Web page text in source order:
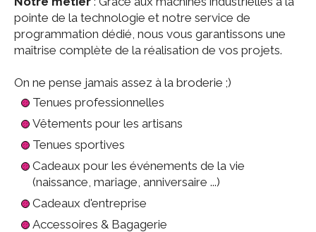
pointe de la technologie et notre service de
programmation dédié, nous vous garantissons une
maîtrise complète de la réalisation de vos projets.
On ne pense jamais assez à la broderie ;)
Tenues professionnelles
Vêtements pour les artisans
Tenues sportives
Cadeaux pour les événements de la vie
(naissance, mariage, anniversaire ...)
Cadeaux d'entreprise
Accessoires & Bagagerie